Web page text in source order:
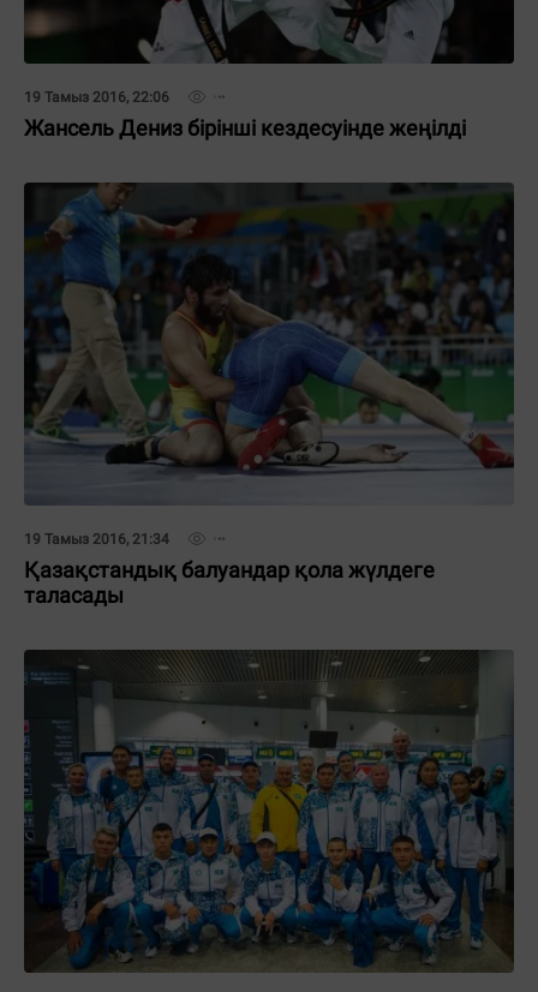
19 Тамыз 2016, 22:06
Жансель Дениз бірінші кездесуінде жеңілді
19 Тамыз 2016, 21:34
Қазақстандық балуандар қола жүлдеге
таласады